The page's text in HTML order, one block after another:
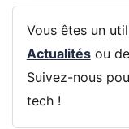
Vous êtes un
Actualitésou de
Suivez-nous
tech !